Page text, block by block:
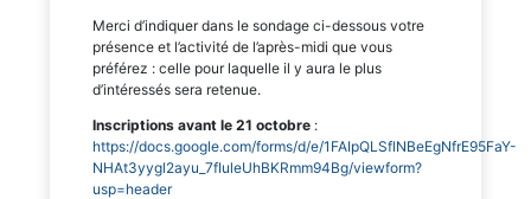
Merci d’indiquer dans le sondage ci-dessous votre
présence et l’activité de l’après-midi que vous
préférez : celle pour laquelle il y aura le plus
d’intéressés sera retenue.
Inscriptions avant le 21 octobre :
https://docs.google.com/forms/d/e/1FAIpQLSflNBeEgNfrE95FaY-
NHAt3yygl2ayu_7fIuleUhBKRmm94Bg/viewform?
usp=header